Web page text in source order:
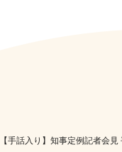
【手話入り】知事定例記者会見